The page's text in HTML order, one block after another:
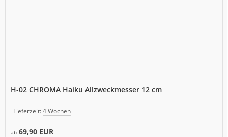
H-02 CHROMA Haiku Allzweckmesser 12 cm
Lieferzeit:4 Wochen
ab 69,90 EUR